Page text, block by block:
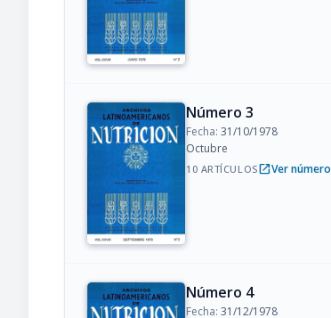
Número 3
Fecha: 31/10/1978
Octubre
10 ARTÍCULOSopen_in_newVer número
Número 4
Fecha: 31/12/1978